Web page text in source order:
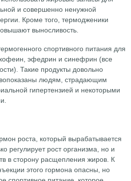
и совершенно ненужной
Кроме того, термодженики
выносливость.
спортивного питания для
эфедрин и синефрин (все
Такие продукты довольно
людям, страдающим
гипертензией и некоторыми
роста, который вырабатывается
регулирует рост организма, но и
в сторону расщепления жиров. К
этого гормона опасны, но